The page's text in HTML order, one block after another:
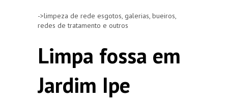
->limpeza de rede esgotos, galerias, bueiros,
redes de tratamento e outros
Limpa fossa em
Jardim Ipe